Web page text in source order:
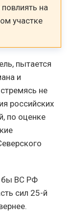
на
участке
пытается
и
не
российских
по оценке
бы ВС РФ
сил 25-й